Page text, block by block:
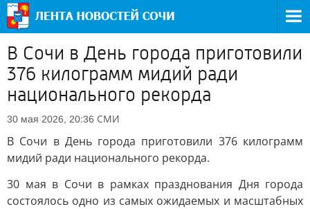
В Сочи в День города приготовили
376 килограмм мидий ради
национального рекорда
30 мая 2026, 20:36 СМИ
В Сочи в День города приготовили 376 килограмм
мидий ради национального рекорда.
30 мая в Сочи в рамках празднования Дня города
состоялось одно из самых ожидаемых и масштабных